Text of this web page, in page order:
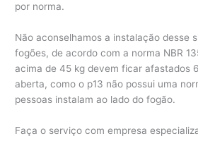
por norma.
Não aconselhamos a instalação desse
fogões, de acordo com a norma NBR
acima de 45 kg devem ficar afastados
aberta, como o p13 não possui uma
pessoas instalam ao lado do fogão.
Faça o serviço com empresa